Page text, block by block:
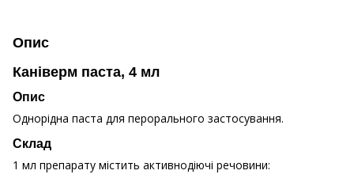
Опис
Каніверм паста, 4 мл
Опис
Однорідна паста для перорального застосування.
Склад
1 мл препарату містить активнодіючі речовини: